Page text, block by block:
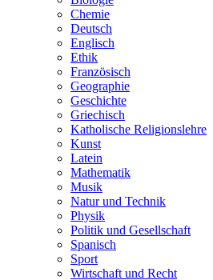
Chemie
Deutsch
Englisch
Ethik
Französisch
Geographie
Geschichte
Griechisch
Katholische Religionslehre
Kunst
Latein
Mathematik
Musik
Natur und Technik
Physik
Politik und Gesellschaft
Spanisch
Sport
Wirtschaft und Recht